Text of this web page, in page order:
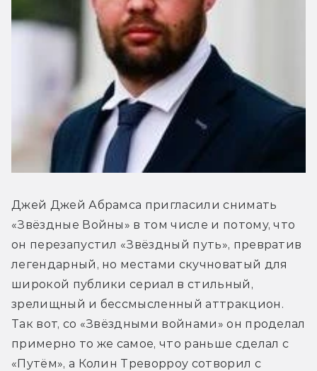
Джей Джей Абрамса пригласили снимать
«Звёздные Войны» в том числе и потому, что
он перезапустил «Звёздный путь», превратив
легендарный, но местами скучноватый для
широкой публики сериал в стильный,
зрелищный и бессмысленный аттракцион.
Так вот, со «Звёздными войнами» он проделал
примерно то же самое, что раньше сделал с
«Путём», а Колин Треворроу сотворил с